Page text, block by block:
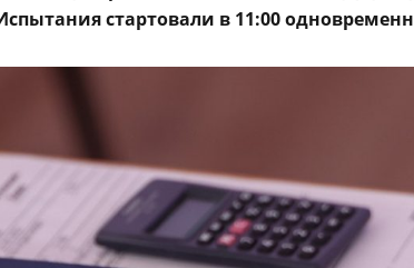
стартовали в 11:00